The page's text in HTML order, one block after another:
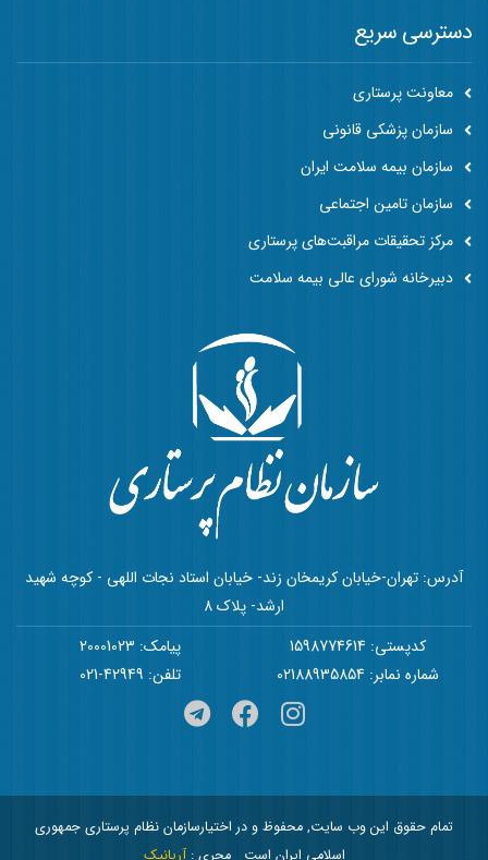
آدرس: تهران-خیابان کریمخان زند- خیابان استاد نجات اللهی - کوچه شهید
ارشد- پلاک 8
کدپستی: 1598774614
پیامک: 20001023
شماره نمابر: 02188935854
تلفن: 42949-021
دسترسی سریع
معاونت پرستاری
سازمان پزشکی قانونی
سازمان بیمه سلامت ایران
سازمان تامین اجتماعی
مرکز تحقیقات مراقبت‌های پرستاری
دبیرخانه شورای عالی بیمه سلامت
تمام حقوق این وب سایت, محفوظ و در اختیارسازمان نظام پرستاری جمهوری